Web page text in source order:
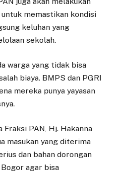
memastikan kondisi
keluhan yang
sekolah.
warga yang tidak bisa
biaya. BMPS dan PGRI
mereka punya yayasan
Fraksi PAN, Hj. Hakanna
masukan yang diterima
dan bahan dorongan
agar bisa